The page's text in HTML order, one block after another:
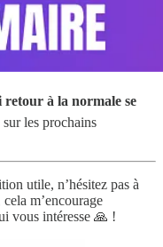
retour à la normale se
les prochains
utile, n’hésitez pas à
m’encourage
vous intéresse 🙏 !